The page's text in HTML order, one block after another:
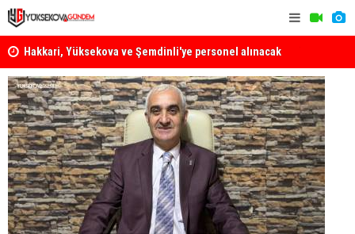
Yüksekova Ziraat Odası'ndan Yangınlara Karşı Duyarlılık
Çağrısı